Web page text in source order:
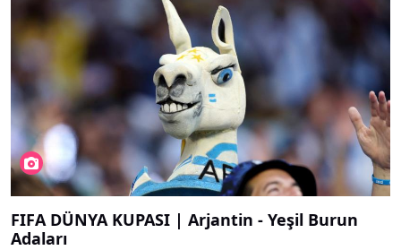
FIFA DÜNYA KUPASI | Arjantin - Yeşil Burun
Adaları